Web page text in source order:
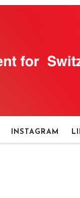
INSTAGRAM